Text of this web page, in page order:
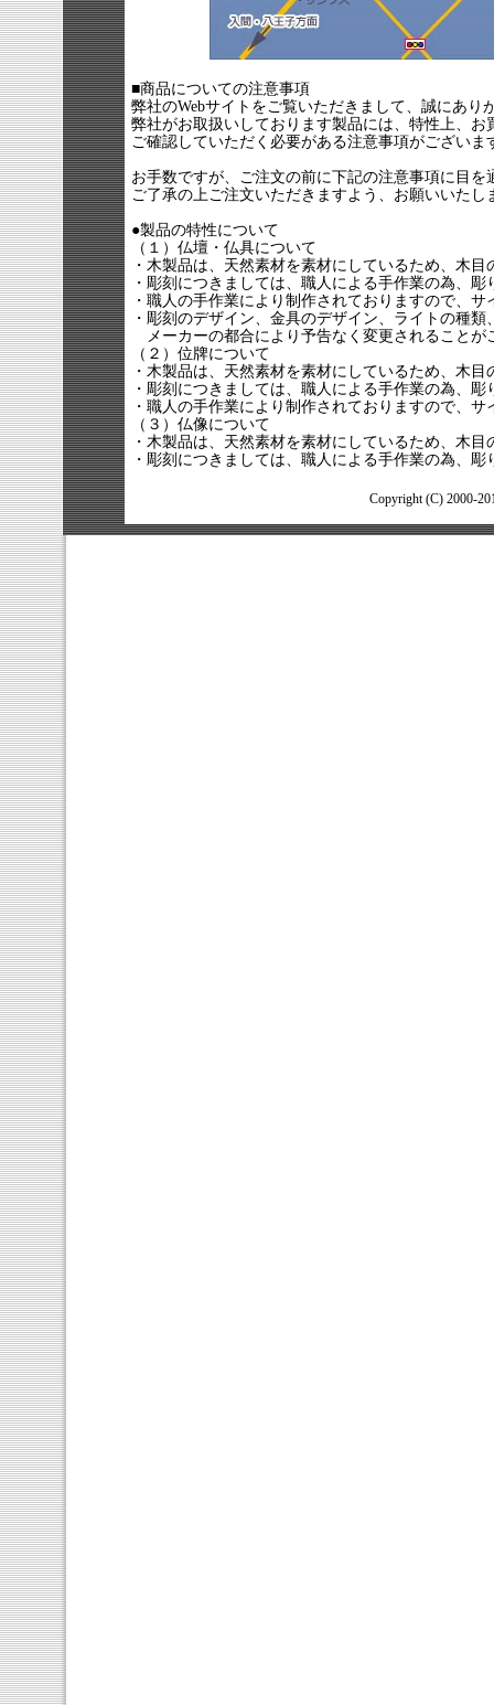
■商品についての注意事項
弊社のWebサイトをご覧いただきまして、誠にあり
弊社がお取扱いしております製品には、特性上、お
ご確認していただく必要がある注意事項がございま
お手数ですが、ご注文の前に下記の注意事項に目を
ご了承の上ご注文いただきますよう、お願いいたし
●製品の特性について
（１）仏壇・仏具について
・木製品は、天然素材を素材にしているため、木
・彫刻につきましては、職人による手作業の為、
・職人の手作業により制作されておりますので、
・彫刻のデザイン、金具のデザイン、ライトの種
メーカーの都合により予告なく変更されることが
（２）位牌について
・木製品は、天然素材を素材にしているため、木
・彫刻につきましては、職人による手作業の為、
・職人の手作業により制作されておりますので、
（３）仏像について
・木製品は、天然素材を素材にしているため、木
・彫刻につきましては、職人による手作業の為、
Copyright (C) 2000-